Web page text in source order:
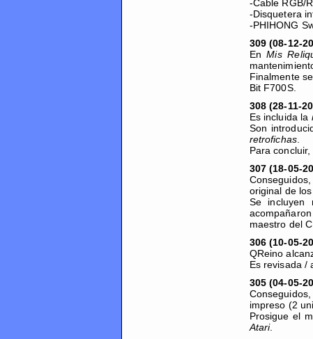
-Cable RGB/
-Disquetera
-PHIHONG
309 (08-12-
EnMis
Finalmente
Bit F700S.
308 (28-11-
Es incluida la
Son
retrofichas
Para
307 (18-05-
original de
Se incluyen
maestro del
306 (10-05-
QReino
Es revisada /
305 (04-05-
impreso (2
Prosigue el
Atari.